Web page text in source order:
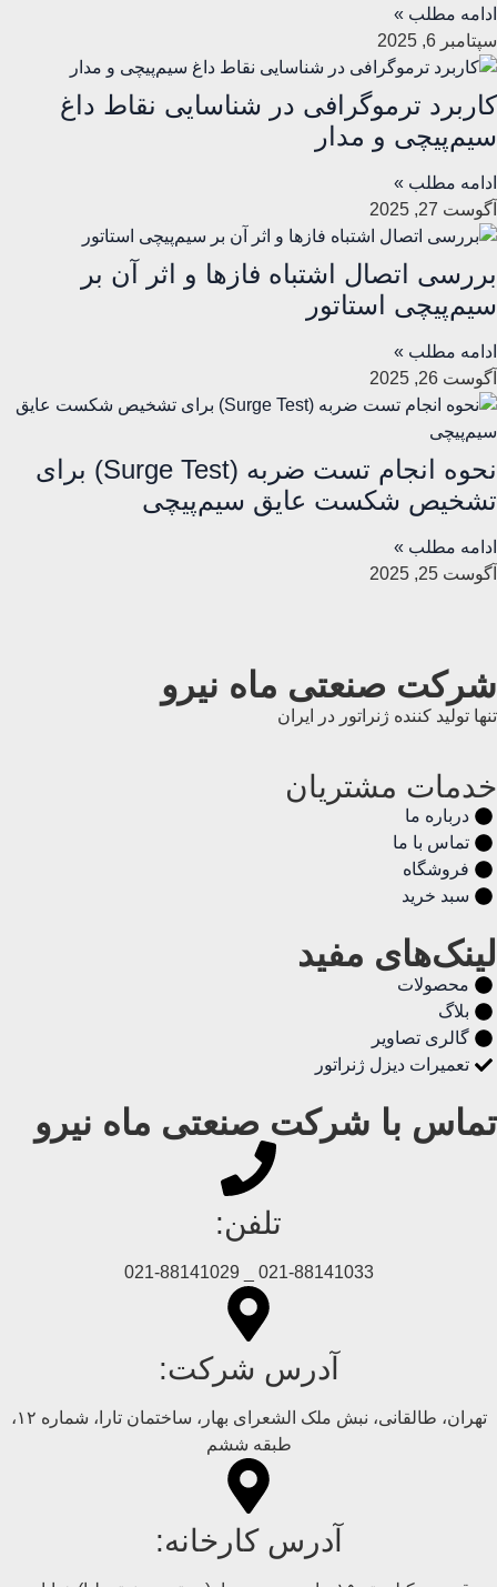
ادامه مطلب »
سپتامبر 6, 2025
کاربرد ترموگرافی در شناسایی نقاط داغ
سیم‌پیچی و مدار
ادامه مطلب »
آگوست 27, 2025
بررسی اتصال اشتباه فازها و اثر آن بر
سیم‌پیچی استاتور
ادامه مطلب »
آگوست 26, 2025
نحوه انجام تست ضربه (Surge Test) برای
تشخیص شکست عایق سیم‌پیچی
ادامه مطلب »
آگوست 25, 2025
شرکت صنعتی ماه نیرو
تنها تولید کننده ژنراتور در ایران
خدمات مشتریان
درباره ما
تماس با ما
فروشگاه
سبد خرید
لینک‌های مفید
محصولات
بلاگ
گالری تصاویر
تعمیرات دیزل ژنراتور
تماس با شرکت صنعتی ماه نیرو
تلفن:
021-88141033 _ 021-88141029
آدرس شرکت:
تهران، طالقانی، نبش ملک الشعرای بهار، ساختمان تارا، شماره ۱۲،
طبقه ششم
آدرس کارخانه: